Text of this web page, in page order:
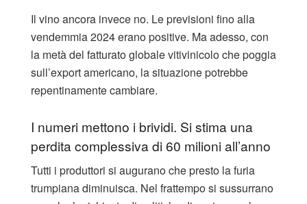
Il vino ancora invece no. Le previsioni fino alla
vendemmia 2024 erano positive. Ma adesso, con
la metà del fatturato globale vitivinicolo che poggia
sull’export americano, la situazione potrebbe
repentinamente cambiare.
I numeri mettono i brividi. Si stima una
perdita complessiva di 60 milioni all’anno
Tutti i produttori si augurano che presto la furia
trumpiana diminuisca. Nel frattempo si sussurrano